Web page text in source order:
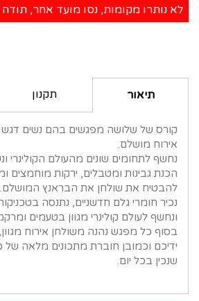
לא נותרו מקומות, נסו מועד אחר, תודה
תיאור תקנון
קורס של שלושה מפגשים בהם נשים דגש
אירוח מושלם.
נחשף לתחומים שונים מהעולם הקולינרי
הכנת גבינות ומטבלים, ירקות מוחמצים
להבטיח את שולחן את הבראנץ המושלם.
נכיר חומרי גלם חדשניים, נתנסה
ונחשף לעולם קולינרי מגוון בטעמים
בסוף כל מפגש נהנה משולחן אירוח
ידיכם וכמובן חוברת מתכונים מלאה של
שנכין בכל יום.